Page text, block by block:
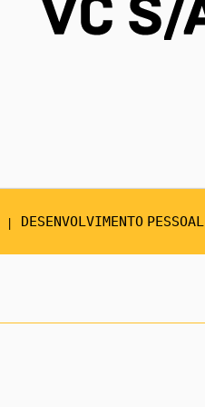
DESENVOLVIMENTO PESSOAL